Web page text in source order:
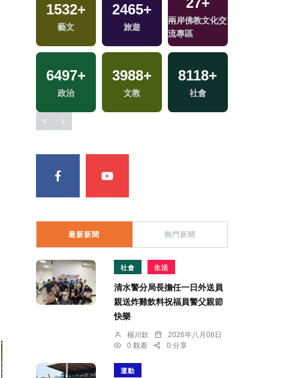
文化交
60+
綜藝
81+
海峽論壇專區
91+
2024總統大選
225+
流專區
4084+
綜合
103+
評論
最新新聞 熱門新聞
社會 生活
清水警分局長擔任一日外送員
親送炸雞飲料祝福員警父親節
快樂
楊川欽
2026年八月08日
0 觀看
0 分享
運動